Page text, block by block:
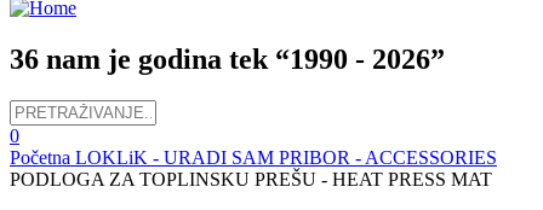
36 nam je godina tek “1990 - 2026”
0
Početna LOKLiK - URADI SAM PRIBOR - ACCESSORIES
PODLOGA ZA TOPLINSKU PREŠU - HEAT PRESS MAT